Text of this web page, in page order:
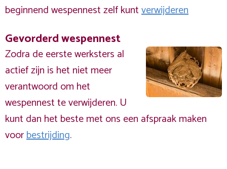
beginnend wespennest zelf kuntverwijderen
Gevorderd wespennest
Zodra de eerste werksters al
actief zijn is het niet meer
verantwoord om het
wespennest te verwijderen. U
kunt dan het beste met ons een afspraak maken
voorbestrijding.